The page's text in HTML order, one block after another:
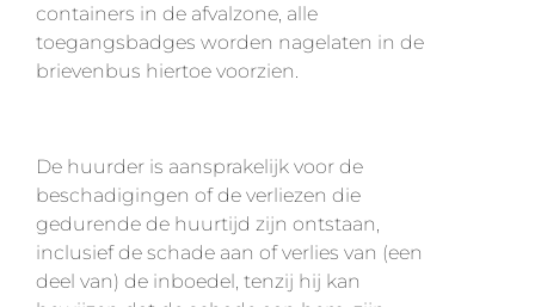
containers in de afvalzone, alle
toegangsbadges worden nagelaten in de
brievenbus hiertoe voorzien.
De huurder is aansprakelijk voor de
beschadigingen of de verliezen die
gedurende de huurtijd zijn ontstaan,
inclusief de schade aan of verlies van (een
deel van) de inboedel, tenzij hij kan